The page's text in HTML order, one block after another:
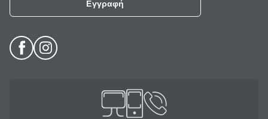
Εγγραφή